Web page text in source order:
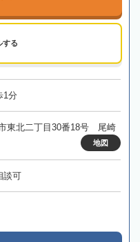
する
1分
東北二丁目30番18号 尾崎
地図
談可